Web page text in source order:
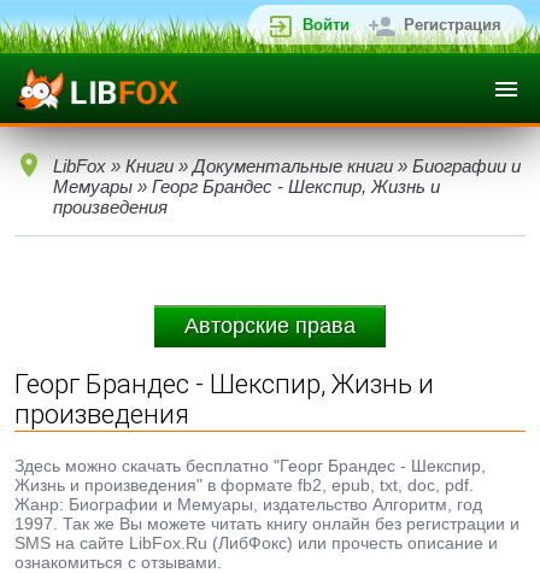
Войти Регистрация
LibFox » Книги » Документальные книги » Биографии и
Мемуары » Георг Брандес - Шекспир, Жизнь и
произведения
Авторские права
Георг Брандес - Шекспир, Жизнь и
произведения
Здесь можно скачать бесплатно "Георг Брандес - Шекспир,
Жизнь и произведения" в формате fb2, epub, txt, doc, pdf.
Жанр: Биографии и Мемуары, издательство Алгоритм, год
1997. Так же Вы можете читать книгу онлайн без регистрации и
SMS на сайте LibFox.Ru (ЛибФокс) или прочесть описание и
ознакомиться с отзывами.